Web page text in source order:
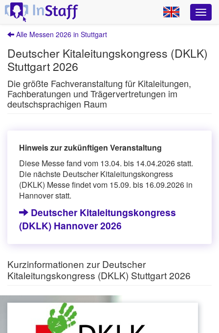
Alle Messen 2026 in Stuttgart
Deutscher Kitaleitungskongress (DKLK)
Stuttgart 2026
Die größte Fachveranstaltung für Kitaleitungen,
Fachberatungen und Trägervertretungen im
deutschsprachigen Raum
Hinweis zur zukünftigen Veranstaltung
Diese Messe fand vom 13.04. bis 14.04.2026 statt.
Die nächste Deutscher Kitaleitungskongress
(DKLK) Messe findet vom 15.09. bis 16.09.2026 in
Hannover statt.
Deutscher Kitaleitungskongress
(DKLK) Hannover 2026
Kurzinformationen zur Deutscher
Kitaleitungskongress (DKLK) Stuttgart 2026